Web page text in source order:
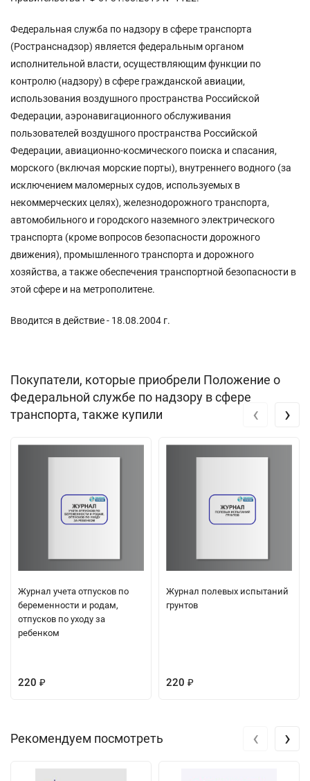
Федеральная служба по надзору в сфере транспорта
(Ространснадзор) является федеральным органом
исполнительной власти, осуществляющим функции по
контролю (надзору) в сфере гражданской авиации,
использования воздушного пространства Российской
Федерации, аэронавигационного обслуживания
пользователей воздушного пространства Российской
Федерации, авиационно-космического поиска и спасания,
морского (включая морские порты), внутреннего водного (за
исключением маломерных судов, используемых в
некоммерческих целях), железнодорожного транспорта,
автомобильного и городского наземного электрического
транспорта (кроме вопросов безопасности дорожного
движения), промышленного транспорта и дорожного
хозяйства, а также обеспечения транспортной безопасности в
этой сфере и на метрополитене.
Вводится в действие - 18.08.2004 г.
Покупатели, которые приобрели Положение о
Федеральной службе по надзору в сфере
транспорта, также купили
Журнал учета отпусков по
беременности и родам,
отпусков по уходу за
ребенком
220 ₽
Журнал полевых испытаний
грунтов
220 ₽
‹ ›
Рекомендуем посмотреть ‹ ›